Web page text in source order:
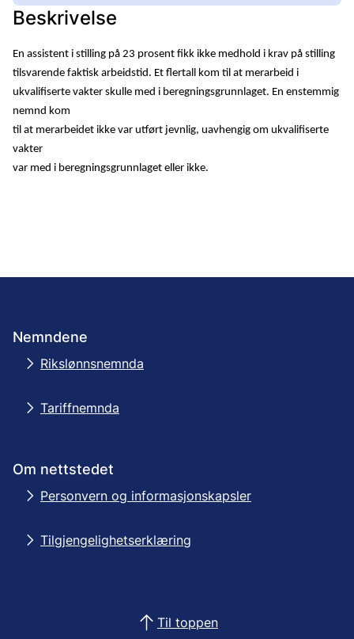
Beskrivelse
En assistent i stilling på 23 prosent fikk ikke medhold i krav på stilling
tilsvarende faktisk arbeidstid. Et flertall kom til at merarbeid i
ukvalifiserte vakter skulle med i beregningsgrunnlaget. En enstemmig
nemnd kom
til at merarbeidet ikke var utført jevnlig, uavhengig om ukvalifiserte
vakter
var med i beregningsgrunnlaget eller ikke.
Nemndene
Rikslønnsnemnda
Tariffnemnda
Om nettstedet
Personvern og informasjonskapsler
Tilgjengelighetserklæring
Til toppen